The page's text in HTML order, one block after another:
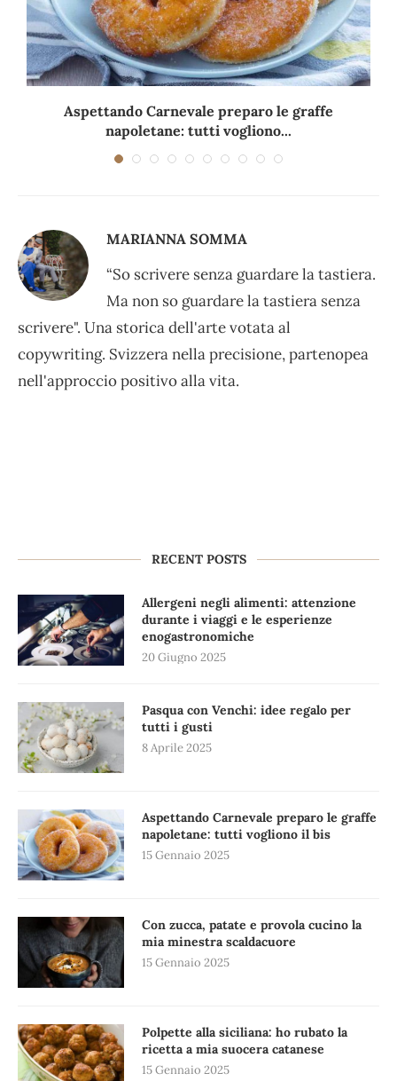
Aspettando Carnevale preparo le graffe
napoletane: tutti vogliono...
MARIANNA SOMMA
“So scrivere senza guardare la tastiera.
Ma non so guardare la tastiera senza
scrivere". Una storica dell'arte votata al
copywriting. Svizzera nella precisione, partenopea
nell'approccio positivo alla vita.
RECENT POSTS
Allergeni negli alimenti: attenzione
durante i viaggi e le esperienze
enogastronomiche
20 Giugno 2025
Pasqua con Venchi: idee regalo per
tutti i gusti
8 Aprile 2025
Aspettando Carnevale preparo le graffe
napoletane: tutti vogliono il bis
15 Gennaio 2025
Con zucca, patate e provola cucino la
mia minestra scaldacuore
15 Gennaio 2025
Polpette alla siciliana: ho rubato la
ricetta a mia suocera catanese
15 Gennaio 2025